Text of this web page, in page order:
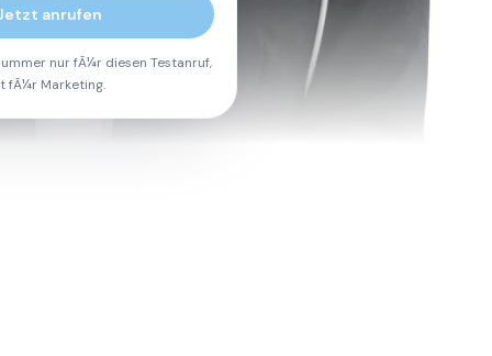
Curabrand, Werkende, Thunderbuns
anrufen
nur fÃ¼r diesen Testanruf,
fÃ¼r Marketing.